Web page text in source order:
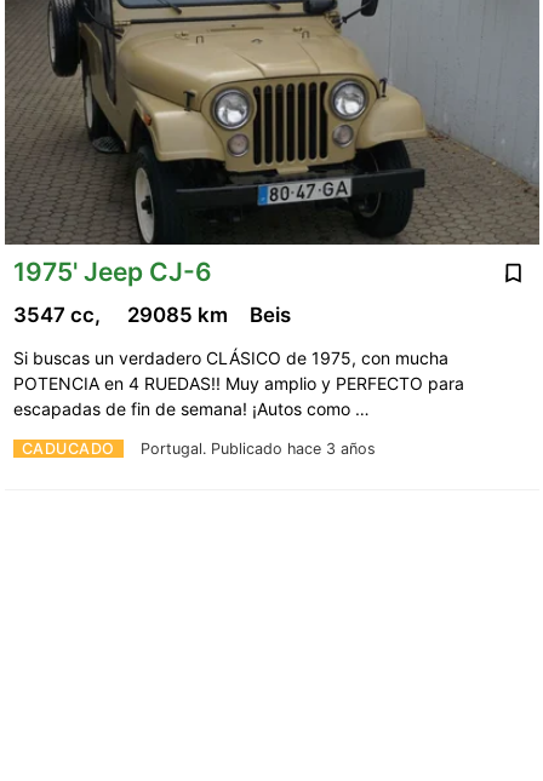
1975' Jeep CJ-6
CADUCADO Portugal. Publicado hace 3 años
3547 cc, 29085 km Beis
Si buscas un verdadero CLÁSICO de 1975, con mucha
POTENCIA en 4 RUEDAS!! Muy amplio y PERFECTO para
escapadas de fin de semana! ¡Autos como …